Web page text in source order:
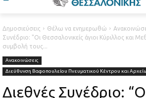
Δημοσιεύσεις Θέλω να ενημερωθώ
Συνέδριο: "Οι Θεσσαλονικείς άγιοι Κύριλλος και
συμβολή τους...
Ανακοινώσεις
Διεύθυνση Βαφοπουλείου Πνευματικού Κέντρου και
Διεθνές Συνέδριο: